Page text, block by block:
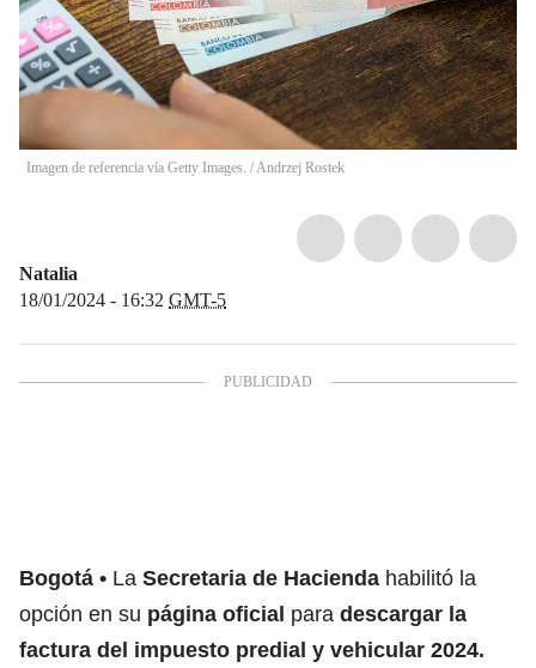
Imagen de referencia vía Getty Images. /Andrzej Rostek
Natalia
18/01/2024 - 16:32 GMT-5
Bogotá La Secretaria de Hacienda habilitó la
opción en su página oficial para descargar la
factura del impuesto predial y vehicular 2024.